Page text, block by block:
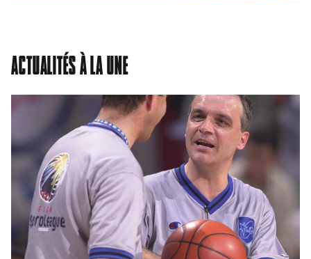
ACTUALITÉS À LA UNE